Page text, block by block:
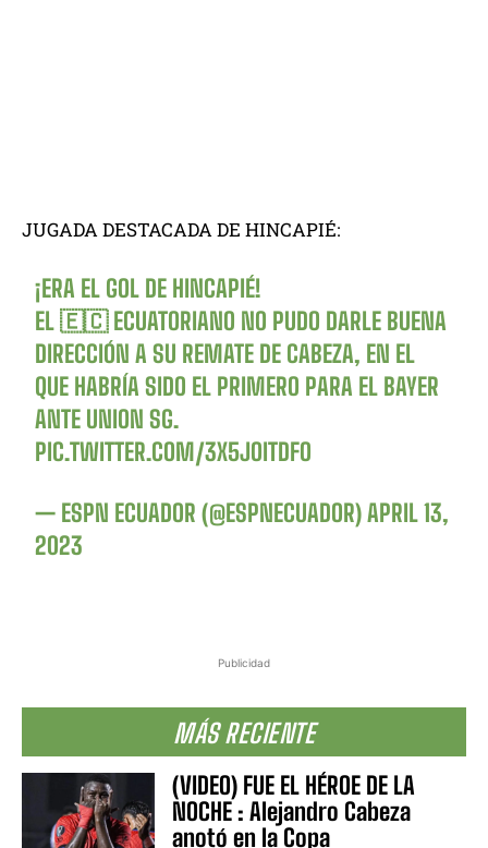
Publicidad
MÁS RECIENTE
(VIDEO) FUE EL HÉROE DE LA
NOCHE : Alejandro Cabeza
anotó en la Copa
JUGADA DESTACADA DE HINCAPIÉ:
¡ERA EL GOL DE HINCAPIÉ!
EL 🇪🇨 ECUATORIANO NO PUDO DARLE BUENA
DIRECCIÓN A SU REMATE DE CABEZA, EN EL
QUE HABRÍA SIDO EL PRIMERO PARA EL BAYER
ANTE UNION SG.
PIC.TWITTER.COM/3X5JOITDFO
— ESPN ECUADOR (@ESPNECUADOR)APRIL 13,
2023